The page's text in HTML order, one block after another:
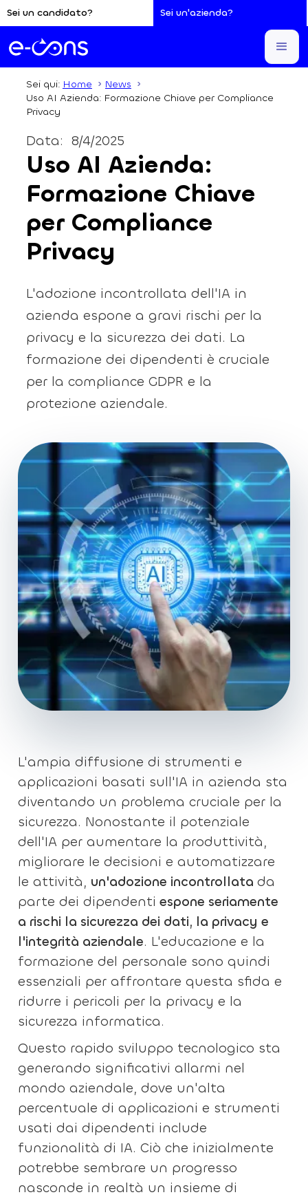
Sei un candidato? Sei un'azienda?
Sei qui: Home
News
Uso AI Azienda: Formazione Chiave per Compliance
Privacy
8/4/2025
Data:
Uso AI Azienda:
Formazione Chiave
per Compliance
Privacy
L'adozione incontrollata dell'IA in
azienda espone a gravi rischi per la
privacy e la sicurezza dei dati. La
formazione dei dipendenti è cruciale
per la compliance GDPR e la
protezione aziendale.
L'ampia diffusione di strumenti e
applicazioni basati sull'IA in azienda sta
diventando un problema cruciale per la
sicurezza. Nonostante il potenziale
dell'IA per aumentare la produttività,
migliorare le decisioni e automatizzare
le attività, un'adozione incontrollatada
parte dei dipendenti espone seriamente
a rischi la sicurezza dei dati, la privacy e
l'integrità aziendale. L'educazione e la
formazione del personale sono quindi
essenziali per affrontare questa sfida e
ridurre i pericoli per la privacy e la
sicurezza informatica.
Questo rapido sviluppo tecnologico sta
generando significativi allarmi nel
mondo aziendale, dove un'alta
percentuale di applicazioni e strumenti
usati dai dipendenti include
funzionalità di IA. Ciò che inizialmente
potrebbe sembrare un progresso
nasconde in realtà un insieme di